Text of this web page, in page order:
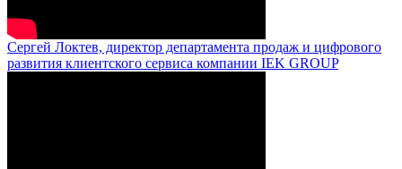
Сергей Локтев, директор департамента продаж и цифрового
развития клиентского сервиса компании IEK GROUP